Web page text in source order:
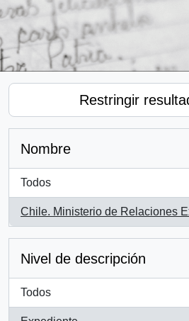
Restringir
Nombre
Todos
Chile. Ministerio de Relaciones
, 1 resultados
Nivel de descripción
Todos